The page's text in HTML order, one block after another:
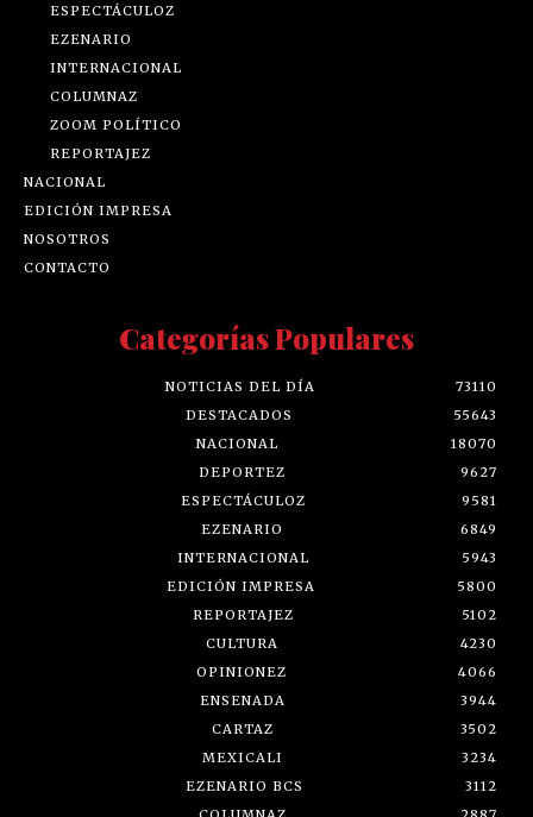
ESPECTÁCULOZ
EZENARIO
INTERNACIONAL
COLUMNAZ
ZOOM POLÍTICO
REPORTAJEZ
NACIONAL
EDICIÓN IMPRESA
NOSOTROS
CONTACTO
Categorías Populares
NOTICIAS DEL DÍA
73110
DESTACADOS
55643
NACIONAL
18070
DEPORTEZ
9627
ESPECTÁCULOZ
9581
EZENARIO
6849
INTERNACIONAL
5943
EDICIÓN IMPRESA
5800
REPORTAJEZ
5102
CULTURA
4230
OPINIONEZ
4066
ENSENADA
3944
CARTAZ
3502
MEXICALI
3234
EZENARIO BCS
3112